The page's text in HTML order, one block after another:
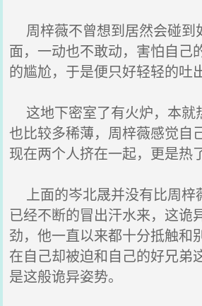
周梓薇不曾想到居然会碰到
面，一动也不敢动，害怕自己
的尴尬，于是便只好轻轻的吐
这地下密室了有火炉，本就
也比较多稀薄，周梓薇感觉自
现在两个人挤在一起，更是热
上面的岑北晟并没有比周梓
已经不断的冒出汗水来，这诡
劲，他一直以来都十分抵触和
在自己却被迫和自己的好兄弟
是这般诡异姿势。